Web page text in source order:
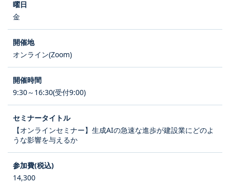
金
オンライン(Zoom)
9:30～16:30(受付9:00)
【オンラインセミナー】生成AIの急速な進歩が建設業にどのよ
うな影響を与えるか
14,300